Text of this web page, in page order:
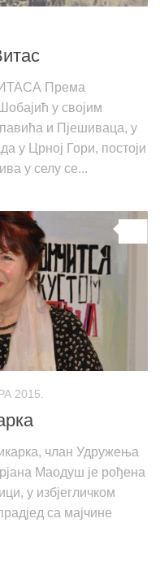
Према
у својим
и Пјешиваца, у
у Црној Гори, постоји
у селу се...
2015.
члан Удружења
Маодуш је рођена
у избјегличком
са мајчине